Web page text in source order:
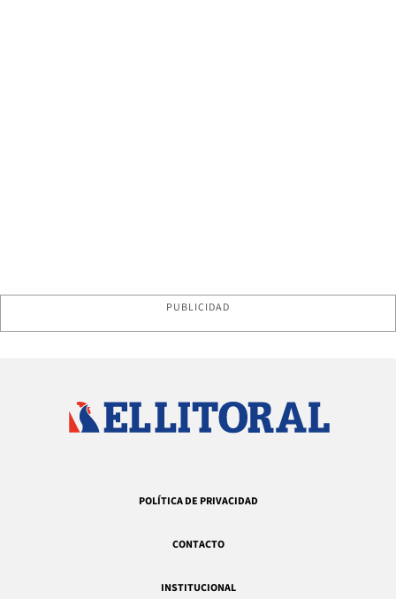
PUBLICIDAD
POLÍTICA DE PRIVACIDAD
CONTACTO
INSTITUCIONAL